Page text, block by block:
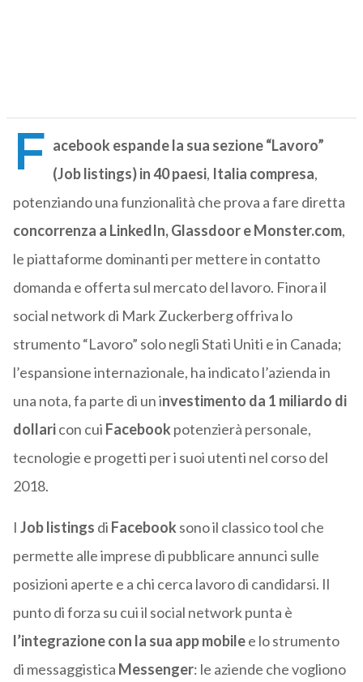
F acebook espande la sua sezione “Lavoro”
(Job listings) in 40 paesi, Italia compresa,
potenziando una funzionalità che prova a fare diretta
concorrenza a LinkedIn, Glassdoor e Monster.com,
le piattaforme dominanti per mettere in contatto
domanda e offerta sul mercato del lavoro. Finora il
social network di Mark Zuckerberg offriva lo
strumento “Lavoro” solo negli Stati Uniti e in Canada;
l’espansione internazionale, ha indicato l’azienda in
una nota, fa parte di un investimento da 1 miliardo di
dollaricon cui Facebookpotenzierà personale,
tecnologie e progetti per i suoi utenti nel corso del
2018.
I Job listings di Facebooksono il classico tool che
permette alle imprese di pubblicare annunci sulle
posizioni aperte e a chi cerca lavoro di candidarsi. Il
punto di forza su cui il social network punta è
l’integrazione con la sua app mobilee lo strumento
di messaggistica Messenger: le aziende che vogliono